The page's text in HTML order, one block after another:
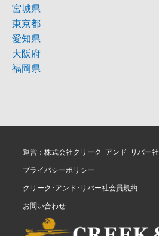
宮城県
東京都
愛知県
大阪府
福岡県
運営：株式会社クリーク･アンド･リバー社
プライバシーポリシー
クリーク･アンド･リバー社会員規約
お問い合わせ